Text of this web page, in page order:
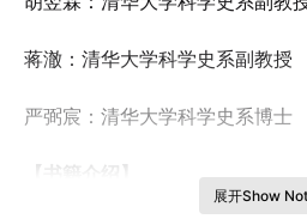
蒋澈：清华大学科学史系副教授
严弼宸：清华大学科学史系博士
【书籍介绍】
展开Show